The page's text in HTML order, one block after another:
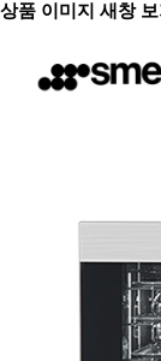
상품 이미지 새창 보